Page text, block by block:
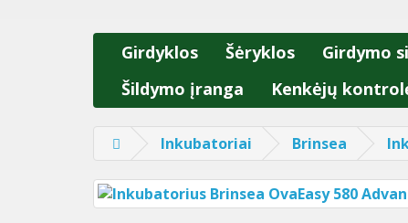
Girdyklos Šėryklos Girdymo
Šildymo įranga
Kenkėjų
Inkubatoriai Brinsea